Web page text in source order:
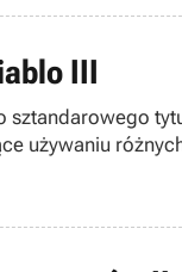
III
używaniu